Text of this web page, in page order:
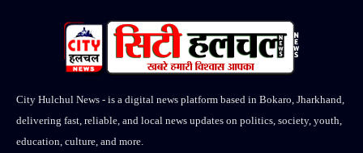
City Hulchul News - is a digital news platform based in Bokaro, Jharkhand,
delivering fast, reliable, and local news updates on politics, society, youth,
education, culture, and more.